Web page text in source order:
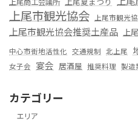
上尾市観光協会 上尾市観光
上尾市観光協会推奨土産品 上
中心市街地活性化 交通規制 北上尾
女子会 宴会 居酒屋 推奨料理 製造
カテゴリー
エリア